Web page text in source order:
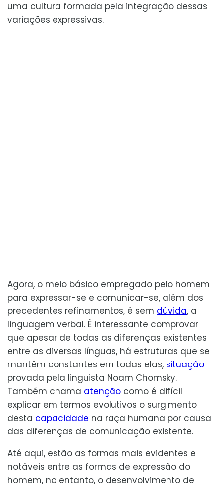
uma cultura formada pela integração dessas
variações expressivas.
Agora, o meio básico empregado pelo homem
para expressar-se e comunicar-se, além dos
precedentes refinamentos, é sem dúvida, a
linguagem verbal. É interessante comprovar
que apesar de todas as diferenças existentes
entre as diversas línguas, há estruturas que se
mantêm constantes em todas elas, situação
provada pela linguista Noam Chomsky.
Também chama atenção como é difícil
explicar em termos evolutivos o surgimento
desta capacidade na raça humana por causa
das diferenças de comunicação existente.
Até aqui, estão as formas mais evidentes e
notáveis entre as formas de expressão do
homem, no entanto, o desenvolvimento de